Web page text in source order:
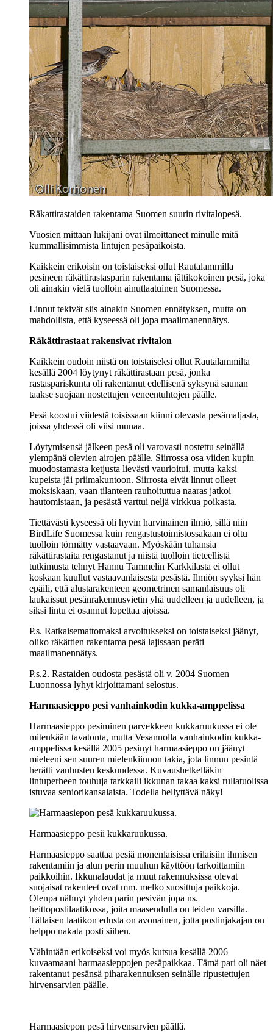
Räkattirastaiden rakentama Suomen suurin rivitalopesä.
Vuosien mittaan lukijani ovat ilmoittaneet minulle mitä
kummallisimmista lintujen pesäpaikoista.
Kaikkein erikoisin on toistaiseksi ollut Rautalammilla
pesineen räkättirastasparin rakentama jättikokoinen pesä, joka
oli ainakin vielä tuolloin ainutlaatuinen Suomessa.
Linnut tekivät siis ainakin Suomen ennätyksen, mutta on
mahdollista, että kyseessä oli jopa maailmanennätys.
Räkättirastaat rakensivat rivitalon
Kaikkein oudoin niistä on toistaiseksi ollut Rautalammilta
kesällä 2004 löytynyt räkättirastaan pesä, jonka
rastaspariskunta oli rakentanut edellisenä syksynä saunan
taakse suojaan nostettujen veneentuhtojen päälle.
Pesä koostui viidestä toisissaan kiinni olevasta pesämaljasta,
joissa yhdessä oli viisi munaa.
Löytymisensä jälkeen pesä oli varovasti nostettu seinällä
ylempänä olevien airojen päälle. Siirrossa osa viiden kupin
muodostamasta ketjusta lievästi vaurioitui, mutta kaksi
kupeista jäi priimakuntoon. Siirrosta eivät linnut olleet
moksiskaan, vaan tilanteen rauhoituttua naaras jatkoi
hautomistaan, ja pesästä varttui neljä virkkua poikasta.
Tiettävästi kyseessä oli hyvin harvinainen ilmiö, sillä niin
BirdLife Suomessa kuin rengastustoimistossakaan ei oltu
tuolloin törmätty vastaavaan. Myöskään tuhansia
räkättirastaita rengastanut ja niistä tuolloin tieteellistä
tutkimusta tehnyt Hannu Tammelin Karkkilasta ei ollut
koskaan kuullut vastaavanlaisesta pesästä. Ilmiön syyksi hän
epäili, että alustarakenteen geometrinen samanlaisuus oli
laukaissut pesänrakennusvietin yhä uudelleen ja uudelleen, ja
siksi lintu ei osannut lopettaa ajoissa.
P.s. Ratkaisemattomaksi arvoitukseksi on toistaiseksi jäänyt,
oliko räkättien rakentama pesä lajissaan peräti
maailmanennätys.
P.s.2. Rastaiden oudosta pesästä oli v. 2004 Suomen
Luonnossa lyhyt kirjoittamani selostus.
Harmaasieppo pesi vanhainkodin kukka-amppelissa
Harmaasieppo pesiminen parvekkeen kukkaruukussa ei ole
mitenkään tavatonta, mutta Vesannolla vanhainkodin kukka-
amppelissa kesällä 2005 pesinyt harmaasieppo on jäänyt
mieleeni sen suuren mielenkiinnon takia, jota linnun pesintä
herätti vanhusten keskuudessa. Kuvaushetkelläkin
lintuperheen touhuja tarkkaili ikkunan takaa kaksi rullatuolissa
istuvaa seniorikansalaista. Todella hellyttävä näky!
Harmaasieppo pesii kukkaruukussa.
Harmaasieppo saattaa pesiä monenlaisissa erilaisiin ihmisen
rakentamiin ja alun perin muuhun käyttöön tarkoittamiin
paikkoihin. Ikkunalaudat ja muut rakennuksissa olevat
suojaisat rakenteet ovat mm. melko suosittuja paikkoja.
Olenpa nähnyt yhden parin pesivän jopa ns.
heittopostilaatikossa, joita maaseudulla on teiden varsilla.
Tällaisen laatikon edusta on avonainen, jotta postinjakajan on
helppo nakata posti siihen.
Vähintään erikoiseksi voi myös kutsua kesällä 2006
kuvaamaani harmaasieppojen pesäpaikkaa. Tämä pari oli näet
rakentanut pesänsä piharakennuksen seinälle ripustettujen
hirvensarvien päälle.
Harmaasiepon pesä hirvensarvien päällä.